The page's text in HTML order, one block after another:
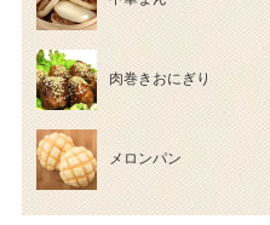
肉巻きおにぎり
メロンパン